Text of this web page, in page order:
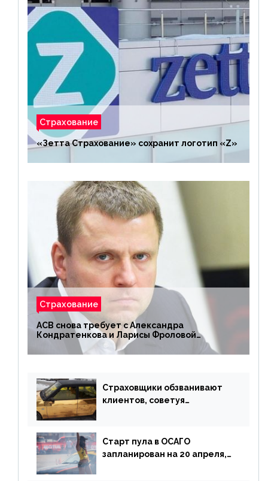
Страхование
«Зетта Страхование» сохранит логотип «Z»
Страхование
АСВ снова требует с Александра
Кондратенкова и Ларисы Фроловой
возмещения убытков на 1,5 млрд р.
Страховщики обзванивают
клиентов, советуя
Старт пула в ОСАГО
запланирован на 20 апреля,